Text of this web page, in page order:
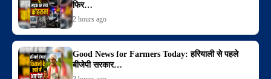
फिर…
2 hours ago
Good News for Farmers Today: हरियाली से पहले
बीजेपी सरकार…